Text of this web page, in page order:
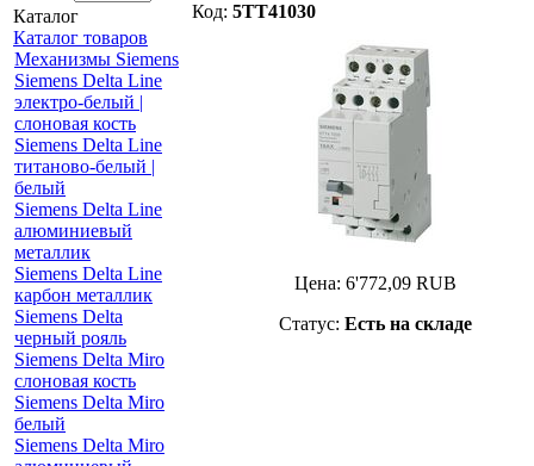
Каталог
Каталог товаров
Механизмы Siemens
Siemens Delta Line
электро-белый |
слоновая кость
Siemens Delta Line
титаново-белый |
белый
Siemens Delta Line
алюминиевый
металлик
Siemens Delta Line
карбон металлик
Siemens Delta
черный рояль
Siemens Delta Miro
слоновая кость
Siemens Delta Miro
белый
Siemens Delta Miro
Код: 5TT41030
Цена: 6'772,09RUB
Статус: Есть на складе